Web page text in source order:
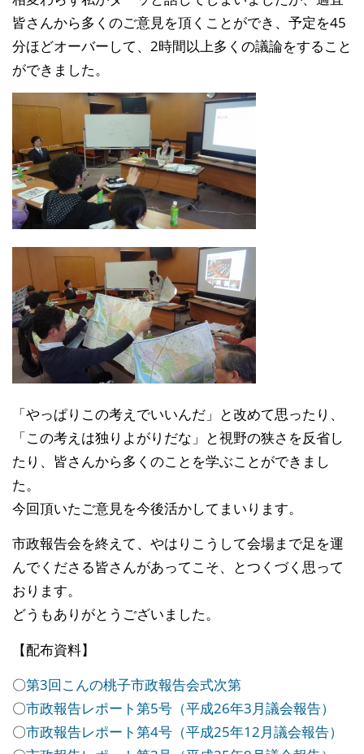
皆さんから多くのご意見を頂くことができ、予定を45
分ほどオーバーして、2時間以上多くの議論をすること
ができました。
「やっぱりこの考えでいいんだ」と改めて思ったり、
「この考えは独りよがりだな」と視野の狭さを反省し
たり、皆さんから多くのことを学ぶことができまし
た。
今回頂いたご意見を今後活かしてまいります。
市政報告会を終えて、やはりこうして会場まで足を運
んでくださる皆さんがあってこそ、とつくづく思って
おります。
どうもありがとうございました。
【配布資料】
〇第3回こんの桃子市政報告会式次第
〇市政報告レポート第5号（平成26年3月議会報告）
〇市政報告レポート第4号（平成25年12月議会報告）